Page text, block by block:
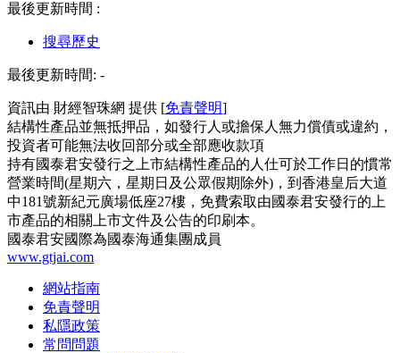
最後更新時間 :
搜尋歷史
最後更新時間: -
資訊由 財經智珠網 提供 [免責聲明]
結構性產品並無抵押品，如發行人或擔保人無力償債或違約，
投資者可能無法收回部分或全部應收款項
持有國泰君安發行之上市結構性產品的人仕可於工作日的慣常
營業時間(星期六，星期日及公眾假期除外)，到香港皇后大道
中181號新紀元廣場低座27樓，免費索取由國泰君安發行的上
市產品的相關上市文件及公告的印刷本。
國泰君安國際為國泰海通集團成員
www.gtjai.com
網站指南
免責聲明
私隱政策
常問問題